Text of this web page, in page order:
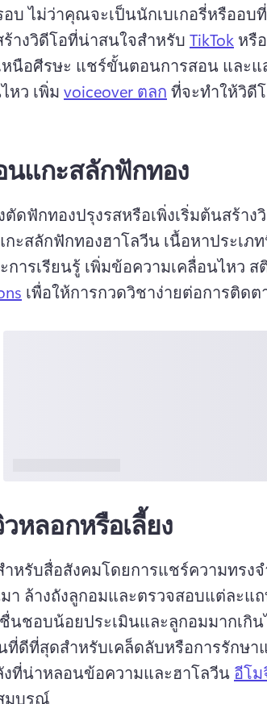
อบ ไม่ว่าคุณจะเป็นนักเบเกอรี่หรืออ
างวิดีโอที่น่าสนใจสําหรับ TikTok
นือศีรษะ แชร์ขั้นตอนการสอน และแ
หว เพิ่ม voiceover ตลก ที่จะทําให้วิดี
นแกะสลักฟักทอง
ดฟักทองปรุงรสหรือเพิ่งเริ่มต้นสร้า
กะสลักฟักทองฮาโลวีน เนื้อหาประเภ
การเรียนรู้ เพิ่มข้อความเคลื่อนไหว ส
เพื่อให้การกวดวิชาง่ายต่อการติดต
หลอกหรือเลี้ยง
าหรับสื่อสังคมโดยการแชร์ความทรง
า ล้างถังลูกอมและตรวจสอบแต่ละแ
นชอบน้อยประเมินและลูกอมมากเกิน
ดีที่สุดสําหรับเคล็ดลับหรือการรักษา
งที่น่าหลอนข้อความและฮาโลวีน อีโม
มบูรณ์